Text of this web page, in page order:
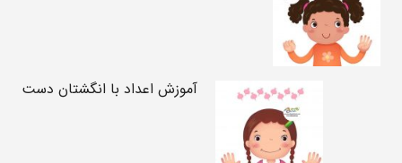
آموزش اعداد با انگشتان دست